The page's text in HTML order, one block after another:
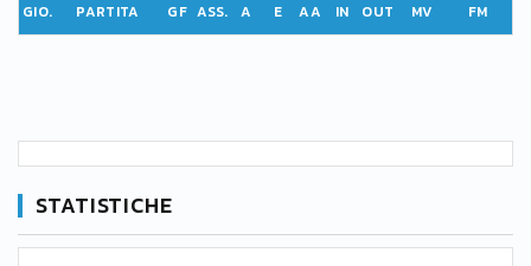
GIO. PARTITA GF ASS. A E AA IN OUT MV FM
STATISTICHE